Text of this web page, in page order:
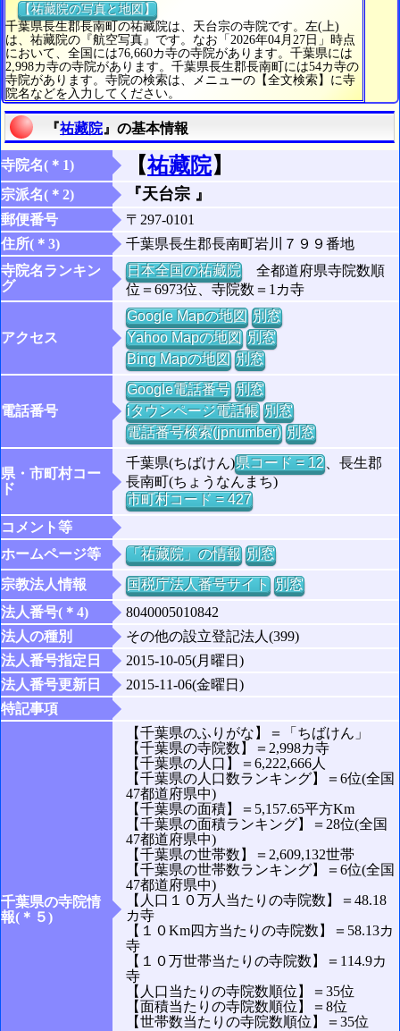
【祐藏院の写真と地図】
千葉県長生郡長南町の祐藏院は、天台宗の寺院です。左(上)
は、祐藏院の『航空写真』です。なお「2026年04月27日」時点
において、全国には76,660カ寺の寺院があります。千葉県には
2,998カ寺の寺院があります。千葉県長生郡長南町には54カ寺の
寺院があります。寺院の検索は、メニューの【全文検索】に寺
院名などを入力してください。
『祐藏院』の基本情報
寺院名(＊1) 【祐藏院】
宗派名(＊2) 『天台宗 』
郵便番号
〒297-0101
住所(＊3)
千葉県長生郡長南町岩川７９９番地
寺院名ランキン
グ
日本全国の祐藏院全都道府県寺院数順
位＝6973位、寺院数＝1カ寺
アクセス
Google Mapの地図 別窓
Yahoo Mapの地図 別窓
Bing Mapの地図 別窓
電話番号
Google電話番号 別窓
iタウンページ電話帳 別窓
電話番号検索(jpnumber) 別窓
県・市町村コー
ド
千葉県(ちばけん)県コード = 12、長生郡
長南町(ちょうなんまち)
市町村コード = 427
コメント等
ホームページ等
「祐藏院」の情報 別窓
宗教法人情報
国税庁法人番号サイト 別窓
法人番号(＊4)
8040005010842
法人の種別
その他の設立登記法人(399)
法人番号指定日
2015-10-05(月曜日)
法人番号更新日
2015-11-06(金曜日)
特記事項
千葉県の寺院情
報(＊５)
【千葉県のふりがな】＝「ちばけん」
【千葉県の寺院数】＝2,998カ寺
【千葉県の人口】＝6,222,666人
【千葉県の人口数ランキング】＝6位(全国
47都道府県中)
【千葉県の面積】＝5,157.65平方Km
【千葉県の面積ランキング】＝28位(全国
47都道府県中)
【千葉県の世帯数】＝2,609,132世帯
【千葉県の世帯数ランキング】＝6位(全国
47都道府県中)
【人口１０万人当たりの寺院数】＝48.18
カ寺
【１０Km四方当たりの寺院数】＝58.13カ
寺
【１０万世帯当たりの寺院数】＝114.9カ
寺
【人口当たりの寺院数順位】＝35位
【面積当たりの寺院数順位】＝8位
【世帯数当たりの寺院数順位】＝35位